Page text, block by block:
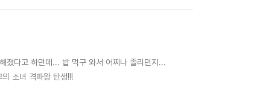
다고 하던데... 밥 먹구 와서 어찌나 졸리던지...
소녀 격파왕 탄생!!!